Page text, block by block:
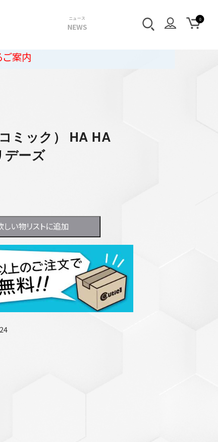
ニュース
NEWS
ミック） HA HA
デーズ
しい物リストに追加